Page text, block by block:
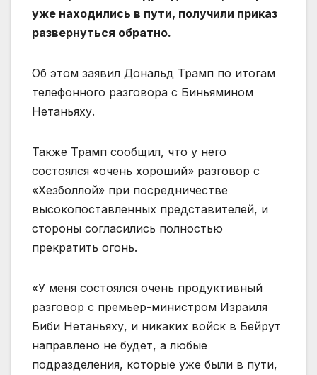
уже находились в пути, получили приказ
развернуться обратно.
Об этом заявил Дональд Трамп по итогам
телефонного разговора с Биньямином
Нетаньяху.
Также Трамп сообщил, что у него
состоялся «очень хороший» разговор с
«Хезболлой» при посредничестве
высокопоставленных представителей, и
стороны согласились полностью
прекратить огонь.
«У меня состоялся очень продуктивный
разговор с премьер-министром Израиля
Биби Нетаньяху, и никаких войск в Бейрут
направлено не будет, а любые
подразделения, которые уже были в пути,